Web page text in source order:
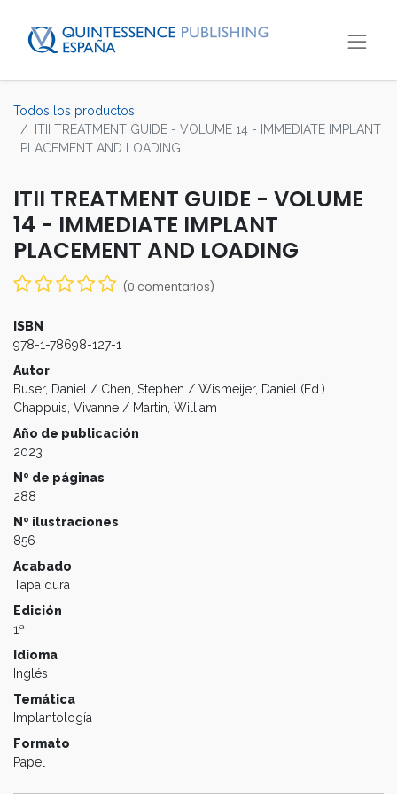
Todos los productos
ITII TREATMENT GUIDE - VOLUME 14 - IMMEDIATE IMPLANT
PLACEMENT AND LOADING
ITII TREATMENT GUIDE - VOLUME
14 - IMMEDIATE IMPLANT
PLACEMENT AND LOADING
(0 comentarios)
ISBN
978-1-78698-127-1
Autor
Buser, Daniel / Chen, Stephen / Wismeijer, Daniel (Ed.)
Chappuis, Vivanne / Martin, William
Año de publicación
2023
Nº de páginas
288
Nº ilustraciones
856
Acabado
Tapa dura
Edición
1ª
Idioma
Inglés
Temática
Implantología
Formato
Papel